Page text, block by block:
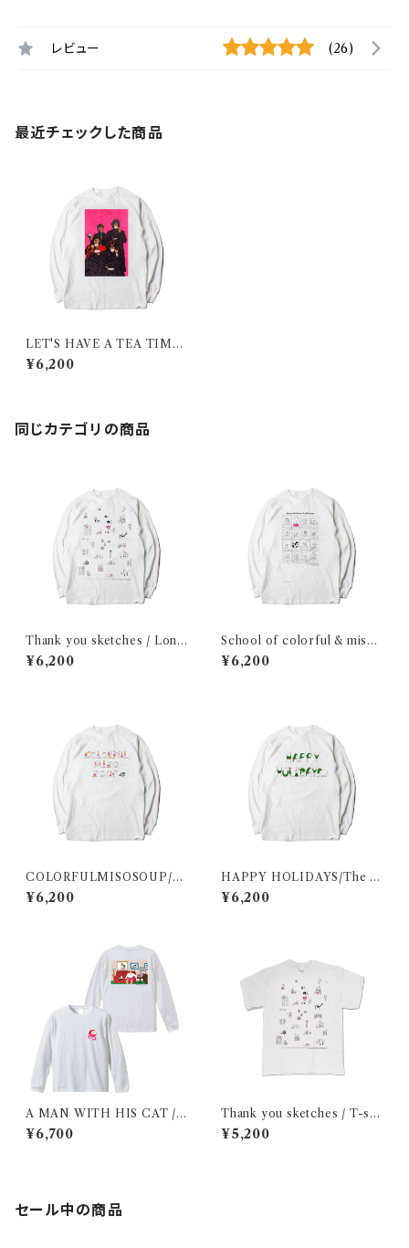
レビュー (26)
最近チェックした商品
LET'S HAVE A TEA TIME!
/ レッツ・ティータイム！/ Long
Sleeve shirt
¥6,200
同じカテゴリの商品
Thank you sketches / Long
sleeve shirt
¥6,200
School of colorful & misos
oup / Long sleeve shirt
¥6,200
COLORFULMISOSOUP/T
he man letterforms / Long
sleeve shirt
¥6,200
HAPPY HOLIDAYS/The w
oman letterforms / Long sl
eeve shirt
¥6,200
A MAN WITH HIS CAT / L
ong sleeve shirt
¥6,700
Thank you sketches / T-shi
rt
¥5,200
セール中の商品